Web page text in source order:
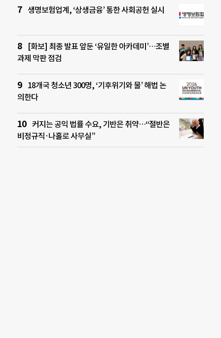
생명보험업계, ‘상생금융’ 통한 사회공헌 실시
[화보] 최종 발표 앞둔 ‘유일한 아카데미’…조별
과제 막판 점검
18개국 청소년 300명, ‘기후위기와 물’ 해법 논
의한다
커지는 공익 법률 수요, 기반은 취약…“절반은
비정규직·나홀로 사무실”